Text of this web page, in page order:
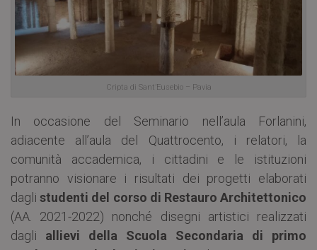
Cripta di Sant’Eusebio – Pavia
In occasione del Seminario nell’aula Forlanini,
adiacente all’aula del Quattrocento, i relatori, la
comunità accademica, i cittadini e le istituzioni
potranno visionare i risultati dei progetti elaborati
daglistudenti del corso di Restauro Architettonico
(AA. 2021-2022) nonché disegni artistici realizzati
dagli allievi della Scuola Secondaria di primo